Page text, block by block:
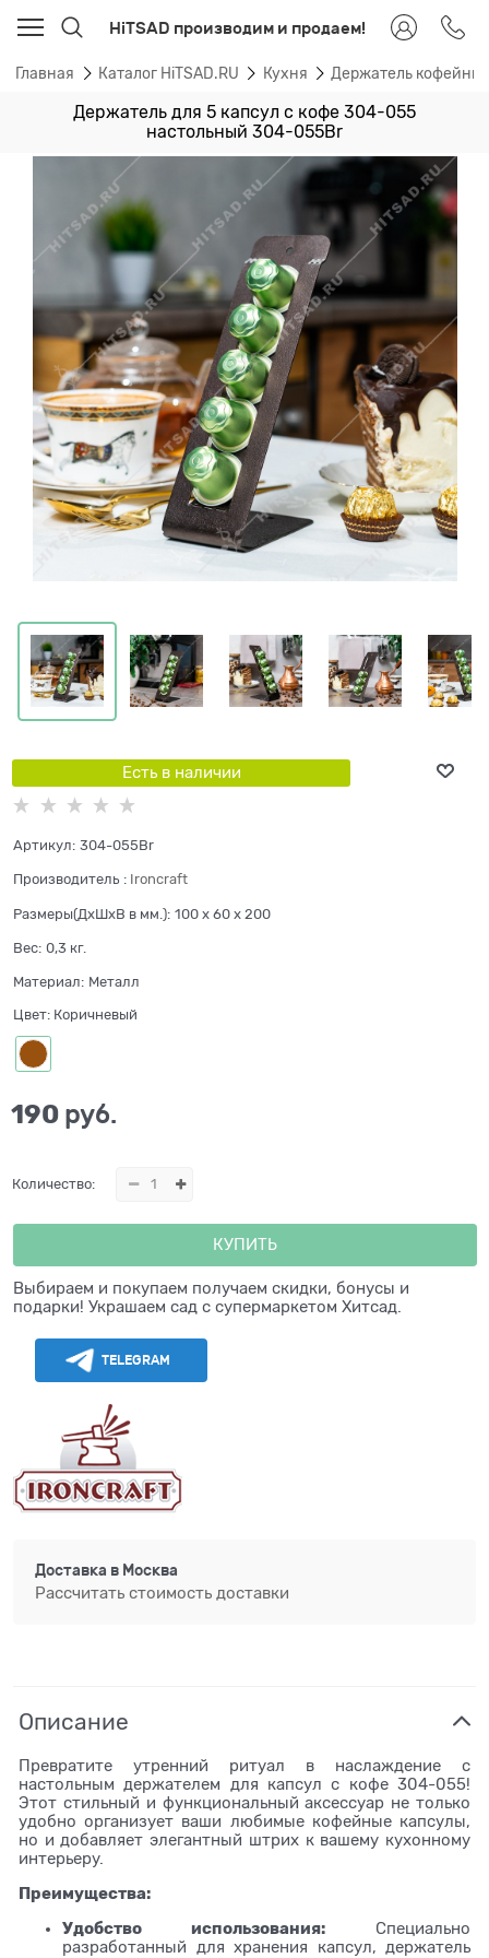
HiTSAD производим и продаем!
Главная Каталог HiTSAD.RU Кухня Держатель
Держатель для 5 капсул с кофе 304-055
настольный 304-055Br
Есть в наличии
Артикул: 304-055Br
Производитель : Ironcraft
Размеры(ДхШхВ в мм.): 100 x 60 x 200
Вес: 0,3 кг.
Материал: Металл
Цвет: Коричневый
190 руб.
Количество:
КУПИТЬ
Выбираем и покупаем получаем скидки, бонусы и
подарки! Украшаем сад с супермаркетом Хитсад.
TELEGRAM
Доставка в Москва
Рассчитать стоимость доставки
Описание
Превратите утренний ритуал в наслаждение с
настольным держателем для капсул с кофе 304-055!
Этот стильный и функциональный аксессуар не только
удобно организует ваши любимые кофейные капсулы,
но и добавляет элегантный штрих к вашему кухонному
интерьеру.
Преимущества:
Удобство использования: Специально
разработанный для хранения капсул, держатель